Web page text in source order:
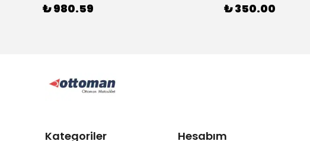
₺ 980.59 ₺ 350.00
Kategoriler Hesabım